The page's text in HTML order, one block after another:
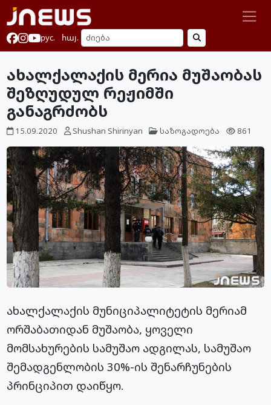
рус. հայ.
ახალქალაქის მერია მუშაობას
შეზღუდულ რეჟიმში
განაგრძობს
15.09.2020 Shushan Shirinyan საზოგადოება 861
ახალქალაქის მუნიციპალიტეტის მერიამ
ორშაბათიდან მუშაობა, ყოველი
მომსახურების სამუშაო ადგილას, სამუშაო
შემადგენლობის 30%-ის შენარჩუნების
პრინციპით დაიწყო.